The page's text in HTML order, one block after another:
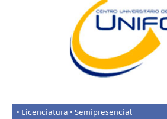
• Licenciatura • Semipresencial